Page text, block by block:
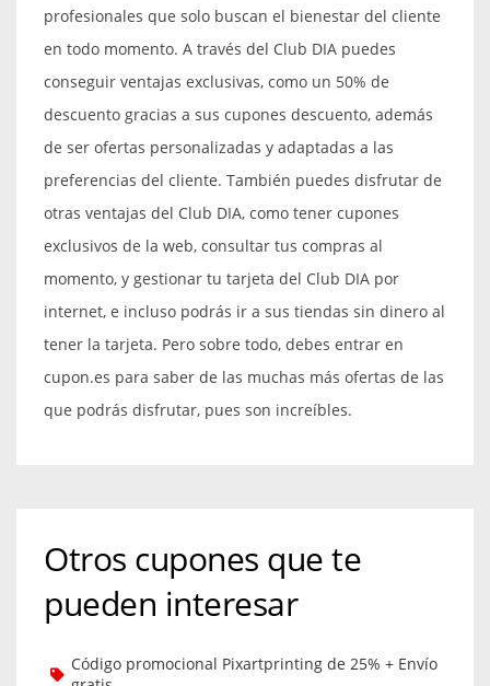
profesionales que solo buscan el bienestar del cliente
en todo momento. A través del Club DIA puedes
conseguir ventajas exclusivas, como un 50% de
descuento gracias a sus cupones descuento, además
de ser ofertas personalizadas y adaptadas a las
preferencias del cliente. También puedes disfrutar de
otras ventajas del Club DIA, como tener cupones
exclusivos de la web, consultar tus compras al
momento, y gestionar tu tarjeta del Club DIA por
internet, e incluso podrás ir a sus tiendas sin dinero al
tener la tarjeta. Pero sobre todo, debes entrar en
cupon.es para saber de las muchas más ofertas de las
que podrás disfrutar, pues son increíbles.
Otros cupones que te
pueden interesar
Código promocional Pixartprinting de 25% + Envío